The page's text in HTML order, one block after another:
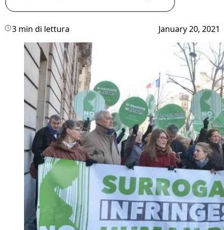
3 min di lettura January 20, 2021